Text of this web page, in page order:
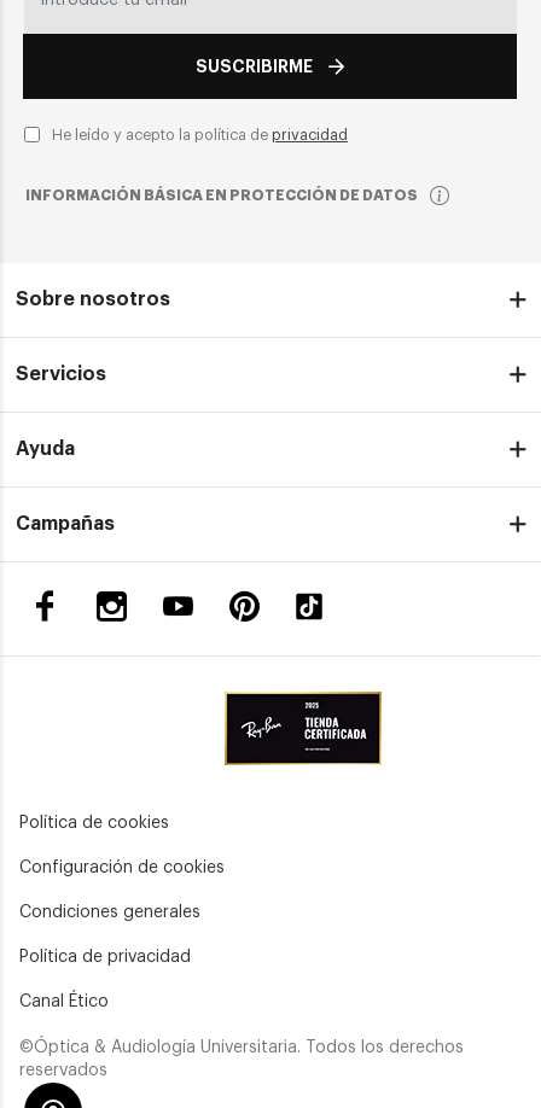
SUSCRIBIRME
He leído y acepto la política de privacidad
INFORMACIÓN BÁSICA EN PROTECCIÓN DE DATOS
Sobre nosotros
Servicios
Ayuda
Campañas
Política de cookies
Configuración de cookies
Condiciones generales
Política de privacidad
Canal Ético
©Óptica & Audiología Universitaria. Todos los derechos
reservados